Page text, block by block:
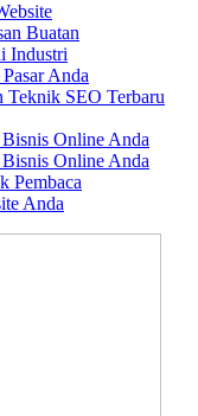
Buatan
Industri
Anda
Teknik SEO Terbaru
Online Anda
Online Anda
Pembaca
Anda